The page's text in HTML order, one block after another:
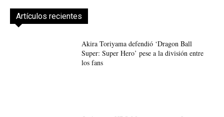
Artículos recientes
Akira Toriyama defendió ‘Dragon Ball
Super: Super Hero’ pese a la división entre
los fans